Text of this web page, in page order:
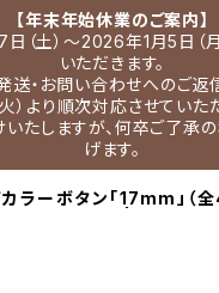
【年末年始休業のご案内】
（土）～2026年1月5日（
いただきます。
送・お問い合わせへのご
）より順次対応させていた
たしますが、何卒ご了承
げます。
ラーボタン「17mm」（全